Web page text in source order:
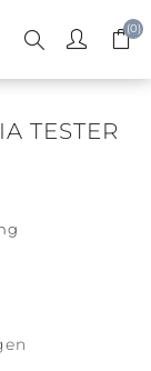
(0)
TESTER